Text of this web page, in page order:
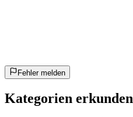
Fehler melden
Kategorien erkunden